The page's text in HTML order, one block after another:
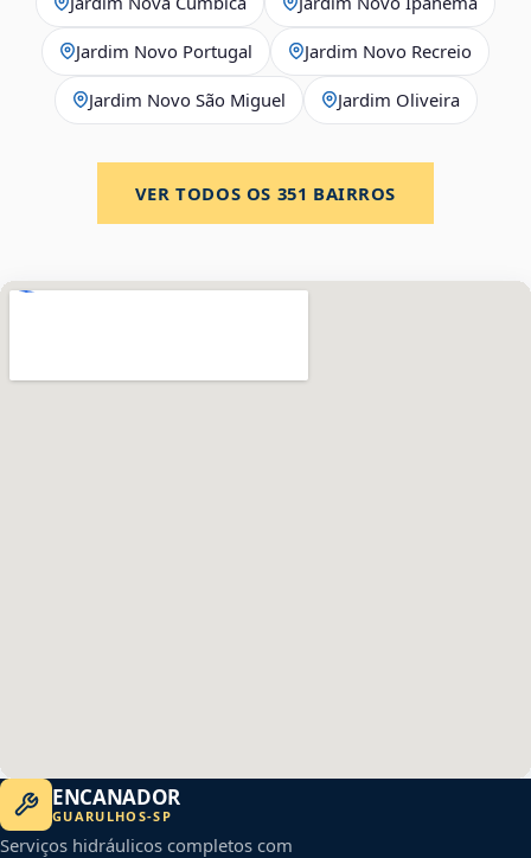
Jardim Novo Portugal Jardim Novo Recreio
Jardim Novo São Miguel Jardim Oliveira
VER TODOS OS 351 BAIRROS
ENCANADOR
GUARULHOS-SP
Serviços hidráulicos completos com